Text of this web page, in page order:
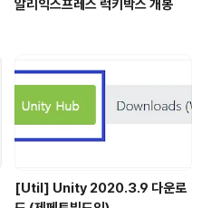
알리익스프레스 럭키박스 개봉
[Util] Unity 2020.3.9 다운로